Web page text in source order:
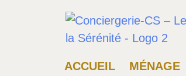
ACCUEIL MÉNAGE